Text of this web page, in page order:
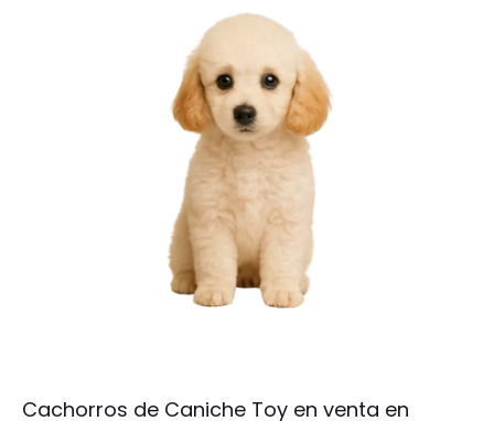
Cachorros de Caniche Toy en venta en